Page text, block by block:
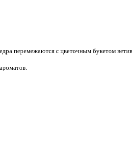
перемежаются с цветочным букетом